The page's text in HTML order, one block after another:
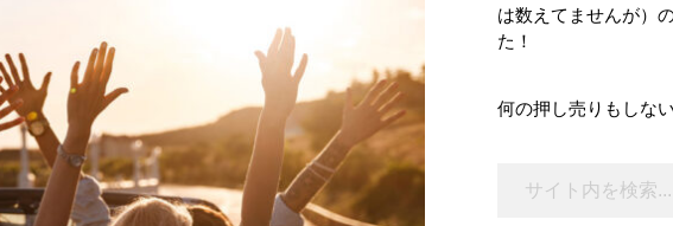
は数えてませんが）
た！
何の押し売りもしな